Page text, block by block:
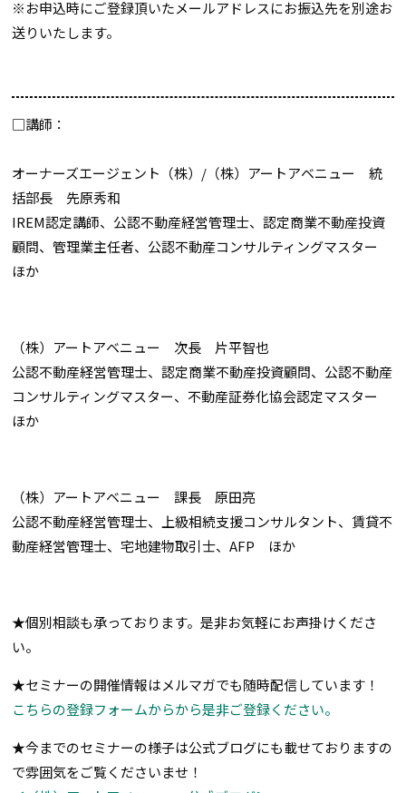
※お申込時にご登録頂いたメールアドレスにお振込先を別途お
送りいたします。
□講師：
オーナーズエージェント（株）/（株）アートアベニュー 統
括部長 先原秀和
IREM認定講師、公認不動産経営管理士、認定商業不動産投資
顧問、管理業主任者、公認不動産コンサルティングマスター
ほか
（株）アートアベニュー 次長 片平智也
公認不動産経営管理士、認定商業不動産投資顧問、公認不動産
コンサルティングマスター、不動産証券化協会認定マスター
ほか
（株）アートアベニュー 課長 原田亮
公認不動産経営管理士、上級相続支援コンサルタント、賃貸不
動産経営管理士、宅地建物取引士、AFP ほか
★個別相談も承っております。是非お気軽にお声掛けくださ
い。
★セミナーの開催情報はメルマガでも随時配信しています！
こちらの登録フォームからから是非ご登録ください。
★今までのセミナーの様子は公式ブログにも載せておりますの
で雰囲気をご覧くださいませ！